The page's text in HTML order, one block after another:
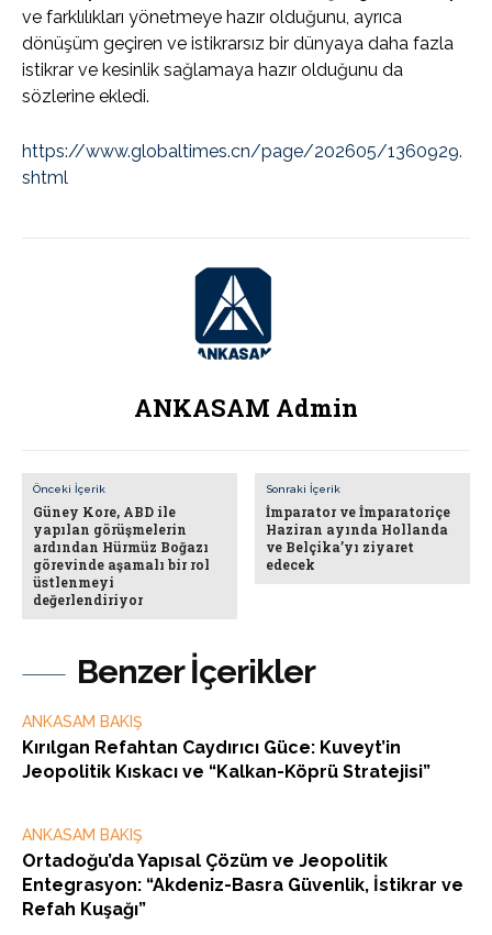
Benzer İçerikler
ANKASAM BAKIŞ
Kırılgan Refahtan Caydırıcı Güce: Kuveyt’in
Jeopolitik Kıskacı ve “Kalkan-Köprü Stratejisi”
ANKASAM BAKIŞ
Ortadoğu’da Yapısal Çözüm ve Jeopolitik
Entegrasyon: “Akdeniz-Basra Güvenlik, İstikrar ve
Refah Kuşağı”
ve farklılıkları yönetmeye hazır olduğunu, ayrıca
dönüşüm geçiren ve istikrarsız bir dünyaya daha fazla
istikrar ve kesinlik sağlamaya hazır olduğunu da
sözlerine ekledi.
https://www.globaltimes.cn/page/202605/1360929.
shtml
ANKASAM Admin
Önceki İçerik
Güney Kore, ABD ile
yapılan görüşmelerin
ardından Hürmüz Boğazı
görevinde aşamalı bir rol
üstlenmeyi
değerlendiriyor
Sonraki İçerik
İmparator ve İmparatoriçe
Haziran ayında Hollanda
ve Belçika’yı ziyaret
edecek